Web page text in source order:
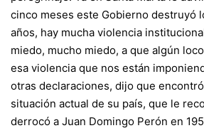
cinco meses este Gobierno destruyó
años, hay mucha violencia
miedo, mucho miedo, a que algún
esa violencia que nos están
otras declaraciones, dijo que
situación actual de su país, que le
derrocó a Juan Domingo Perón en